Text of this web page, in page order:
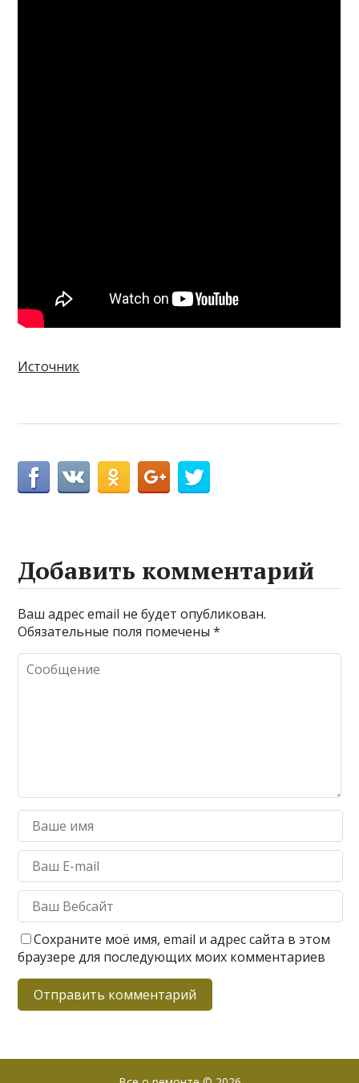
Источник
Добавить комментарий
Ваш адрес email не будет опубликован.
Обязательные поля помечены*
Сохраните моё имя, email и адрес сайта в этом
браузере для последующих моих комментариев